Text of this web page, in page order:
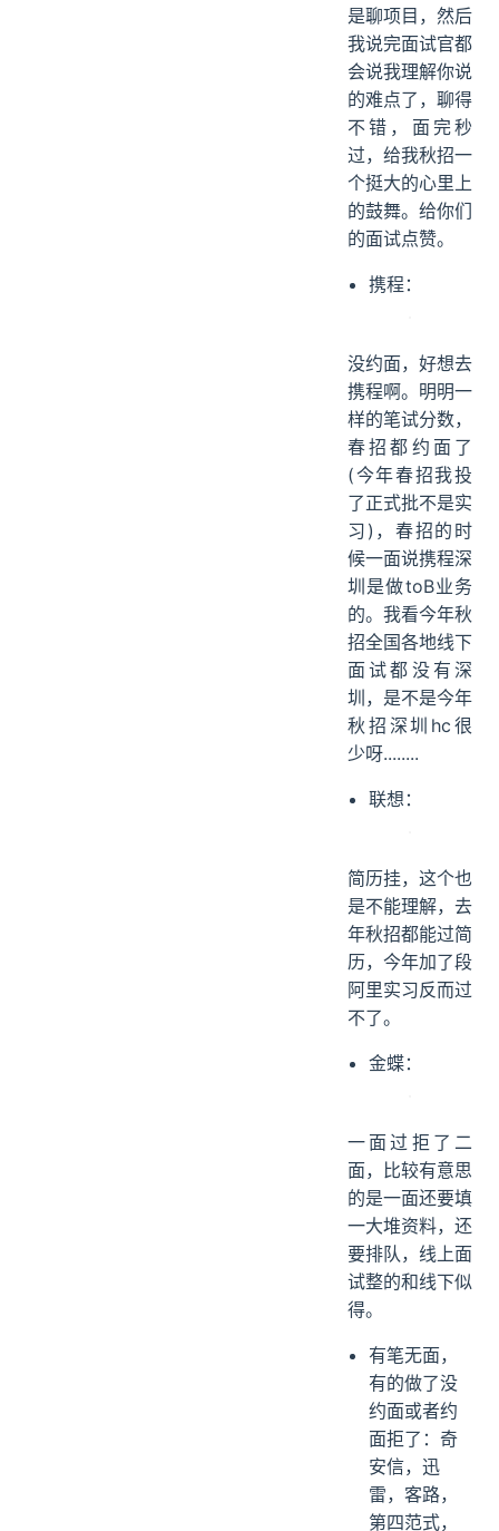
是聊项目，然后
我说完面试官都
会说我理解你说
的难点了，聊得
不错，面完秒
过，给我秋招一
个挺大的心里上
的鼓舞。给你们
的面试点赞。
携程：
没约面，好想去
携程啊。明明一
样的笔试分数，
春招都约面了
(今年春招我投
了正式批不是实
习)，春招的时
候一面说携程深
圳是做toB业务
的。我看今年秋
招全国各地线下
面试都没有深
圳，是不是今年
秋招深圳hc很
少呀........
联想：
简历挂，这个也
是不能理解，去
年秋招都能过简
历，今年加了段
阿里实习反而过
不了。
金蝶：
一面过拒了二
面，比较有意思
的是一面还要填
一大堆资料，还
要排队，线上面
试整的和线下似
得。
有笔无面，
有的做了没
约面或者约
面拒了：奇
安信，迅
雷，客路，
第四范式，